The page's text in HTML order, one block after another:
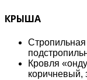
КРЫША
Стропильная
Кровля
коричневый,